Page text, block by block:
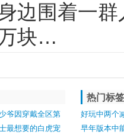
边围着一
块…
爷因穿戴全区第
最想要的白虎宠
热门标
好玩中两个
火爆全服
早年版本中